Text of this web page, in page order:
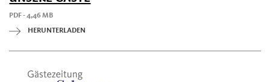
PDF - 4,46 MB
HERUNTERLADEN